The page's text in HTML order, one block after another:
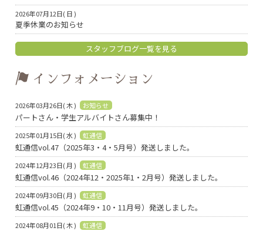
2026年07月12日( 日 )
夏季休業のお知らせ
スタッフブログ一覧を見る
インフォメーション
2026年03月26日( 木 ) お知らせ
パートさん・学生アルバイトさん募集中！
2025年01月15日( 水 ) 虹通信
虹通信vol.47（2025年3・4・5月号）発送しました。
2024年12月23日( 月 ) 虹通信
虹通信vol.46（2024年12・2025年1・2月号）発送しました。
2024年09月30日( 月 ) 虹通信
虹通信vol.45（2024年9・10・11月号）発送しました。
2024年08月01日( 木 ) 虹通信